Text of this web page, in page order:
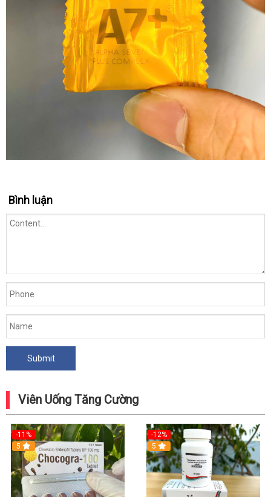
Bình luận
Viên Uống Tăng Cường
-11%
5
-12%
5